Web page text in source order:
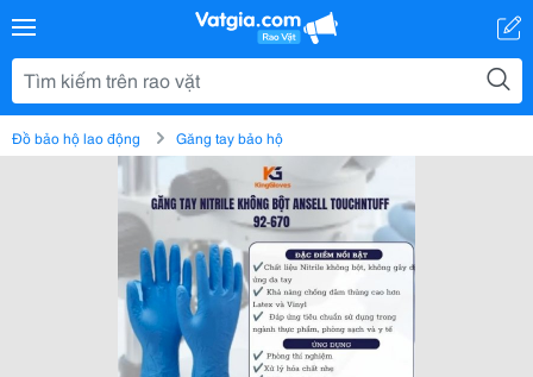
Đồ bảo hộ lao động Găng tay bảo hộ